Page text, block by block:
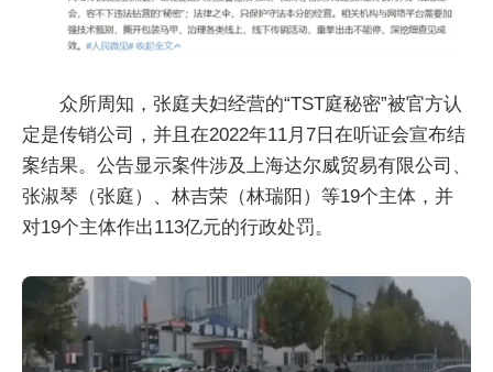
众所周知，张庭夫妇经营的“TST庭秘密”被官方认
定是传销公司，并且在2022年11月7日在听证会宣布结
案结果。公告显示案件涉及上海达尔威贸易有限公司、
张淑琴（张庭）、林吉荣（林瑞阳）等19个主体，并
对19个主体作出113亿元的行政处罚。